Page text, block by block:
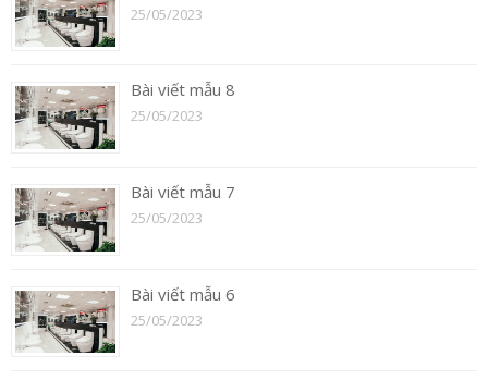
25/05/2023
Bài viết mẫu 8
25/05/2023
Bài viết mẫu 7
25/05/2023
Bài viết mẫu 6
25/05/2023